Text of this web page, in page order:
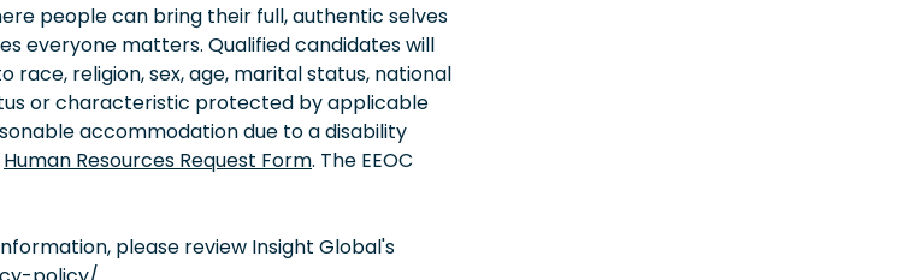
people can bring their full, authentic selves
everyone matters. Qualified candidates will
religion, sex, age, marital status, national
or characteristic protected by applicable
accommodation due to a disability
Human Resources Request Form. The EEOC
please review Insight Global's